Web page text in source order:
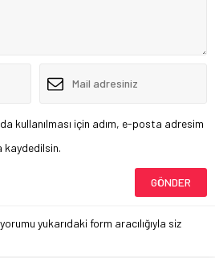
kullanılması için adım, e-posta adresim
kaydedilsin.
yukarıdaki form aracılığıyla siz